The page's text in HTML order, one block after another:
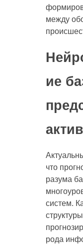
между
ие
что
разума
систем.
рода